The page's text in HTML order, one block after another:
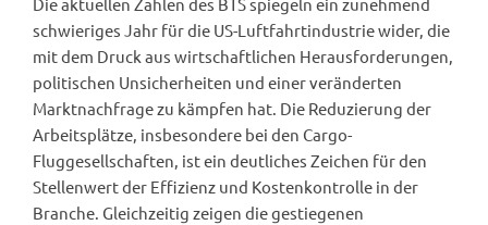
Die aktuellen Zahlen des BTS spiegeln ein zunehmend
schwieriges Jahr für die US-Luftfahrtindustrie wider, die
mit dem Druck aus wirtschaftlichen Herausforderungen,
politischen Unsicherheiten und einer veränderten
Marktnachfrage zu kämpfen hat. Die Reduzierung der
Arbeitsplätze, insbesondere bei den Cargo-
Fluggesellschaften, ist ein deutliches Zeichen für den
Stellenwert der Effizienz und Kostenkontrolle in der
Branche. Gleichzeitig zeigen die gestiegenen